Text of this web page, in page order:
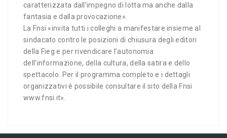
caratterizzata dall’impegno di lotta ma anche dalla
fantasia e dalla provocazione».
La Fnsi «invita tutti i colleghi a manifestare insieme al
sindacato contro le posizioni di chiusura degli editori
della Fieg e per rivendicare l’autonomia
dell’informazione, della cultura, della satira e dello
spettacolo. Per il programma completo e i dettagli
organizzativi è possibile consultare il sito della Fnsi
www.fnsi.it».